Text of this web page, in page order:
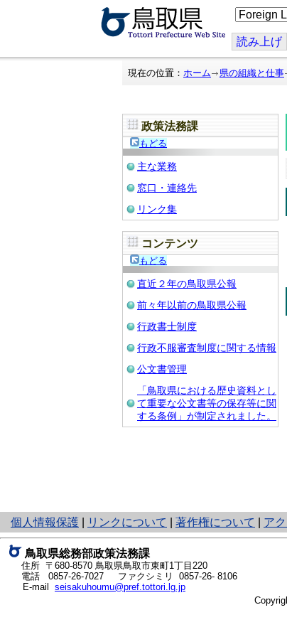
こ
の
ジ
を
翻
読み上げ
現在の位置： ホーム 県の組織と仕事
政策法務課
もどる
主な業務
窓口・連絡先
リンク集
コンテンツ
もどる
直近２年の鳥取県公報
前々年以前の鳥取県公報
行政書士制度
行政不服審査制度に関する情報
公文書管理
「鳥取県における歴史資料とし
て重要な公文書等の保存等に関
する条例」が制定されました。
個人情報保護
と
り
ネ
ッ
ト
へ
リンクについて 著作権について ア
鳥取県総務部政策法務課
住所 〒680-8570 鳥取県鳥取市東町1丁目220
電話 0857-26-7027
ファクシミリ 0857-26- 8106
E-mail seisakuhoumu@pref.tottori.lg.jp